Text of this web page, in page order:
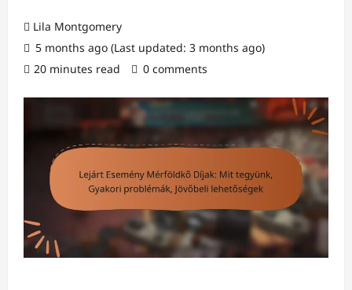
Lila Montgomery
5 months ago (Last updated: 3 months ago)
20 minutes read
0 comments